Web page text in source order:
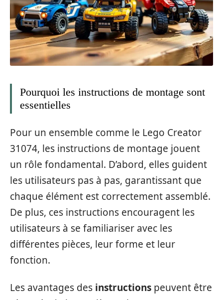
Pourquoi les instructions de montage sont
essentielles
Pour un ensemble comme le Lego Creator
31074, les instructions de montage jouent
un rôle fondamental. D’abord, elles guident
les utilisateurs pas à pas, garantissant que
chaque élément est correctement assemblé.
De plus, ces instructions encouragent les
utilisateurs à se familiariser avec les
différentes pièces, leur forme et leur
fonction.
Les avantages des instructions peuvent être